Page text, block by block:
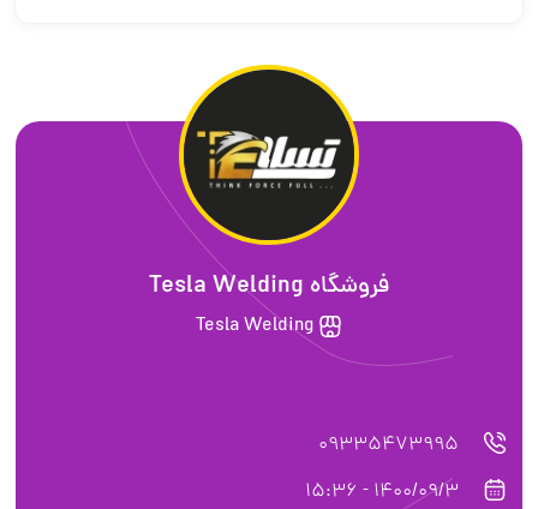
فروشگاه Tesla Welding
Tesla Welding
09335473995
1400/09/3 - 15:36